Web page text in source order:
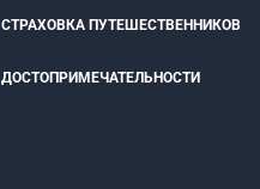
СТРАХОВКА ПУТЕШЕСТВЕННИКОВ
ДОСТОПРИМЕЧАТЕЛЬНОСТИ